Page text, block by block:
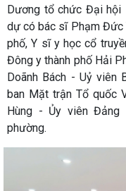
Dương tổ chức Đại hội
dự có bác sĩ Phạm Đức
phố, Y sĩ y học cổ
Đông y thành phố Hải
Doãnh Bách - Uỷ viên
ban Mặt trận Tổ quốc
Hùng - Ủy viên Đảng
phường.